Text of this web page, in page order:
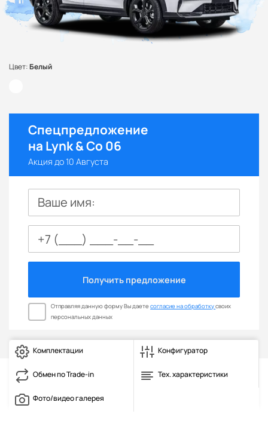
Цвет:Белый
Спецпредложение
на Lynk & Co 06
Акция до 10 Августа
Ваше имя:
Получить предложение
Отправляя данную форму Вы даетесогласие на обработкусвоих
персональных данных
Комплектации Конфигуратор
Обмен по Trade-in Тех. характеристики
Фото/видео галерея